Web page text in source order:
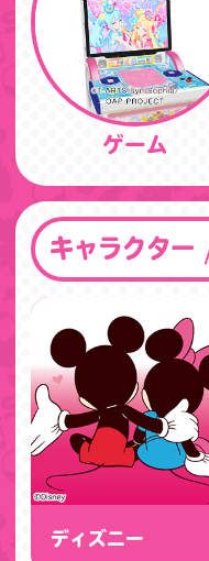
ゲーム
キャラクター
ディズニー